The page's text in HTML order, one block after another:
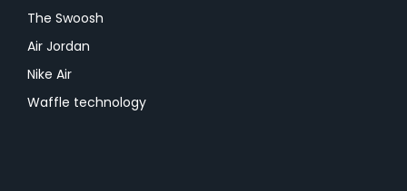
The Swoosh
Air Jordan
Nike Air
Waffle technology